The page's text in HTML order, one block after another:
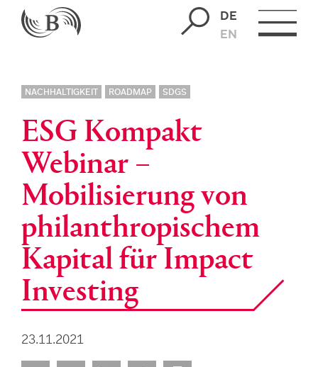
DE
EN
NACHHALTIGKEIT ROADMAP SDGS
ESG Kompakt
Webinar –
Mobilisierung von
philanthropischem
Kapital für Impact
Investing
23.11.2021